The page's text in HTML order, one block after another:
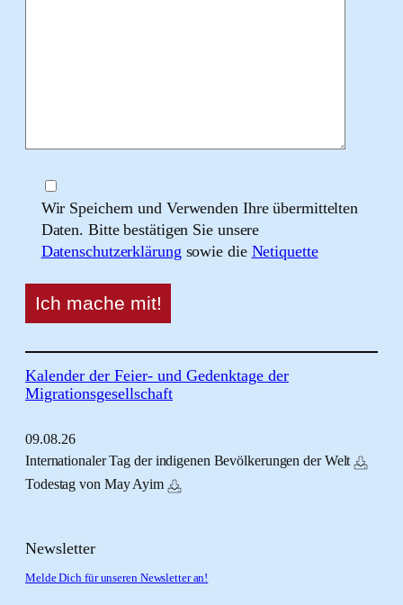
Wir Speichern und Verwenden Ihre übermittelten
Daten. Bitte bestätigen Sie unsere
Datenschutzerklärung sowie die Netiquette
Kalender der Feier- und Gedenktage der
Migrationsgesellschaft
09.08.26
Internationaler Tag der indigenen Bevölkerungen der Welt
Todestag von May Ayim
Newsletter
Melde Dich für unseren Newsletter an!